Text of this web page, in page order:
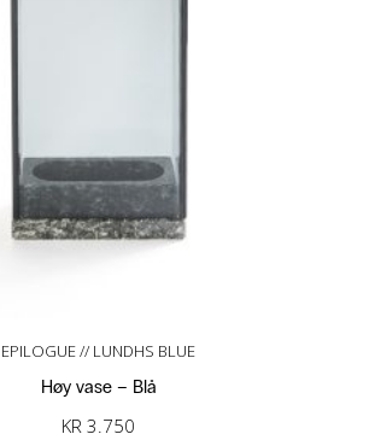
EPILOGUE // LUNDHS BLUE
Høy vase – Blå
KR 3.750